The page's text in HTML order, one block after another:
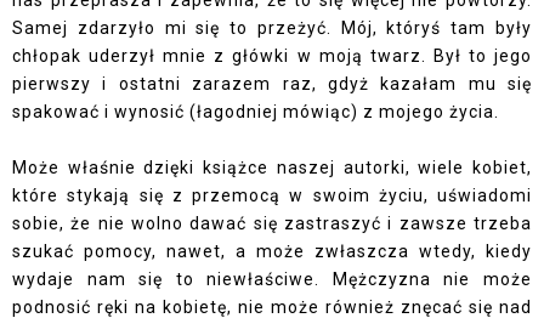
Samej zdarzyło mi się to przeżyć. Mój, któryś tam były
chłopak uderzył mnie z główki w moją twarz. Był to jego
pierwszy i ostatni zarazem raz, gdyż kazałam mu się
spakować i wynosić (łagodniej mówiąc) z mojego życia.
Może właśnie dzięki książce naszej autorki, wiele kobiet,
które stykają się z przemocą w swoim życiu, uświadomi
sobie, że nie wolno dawać się zastraszyć i zawsze trzeba
szukać pomocy, nawet, a może zwłaszcza wtedy, kiedy
wydaje nam się to niewłaściwe. Mężczyzna nie może
podnosić ręki na kobietę, nie może również znęcać się nad